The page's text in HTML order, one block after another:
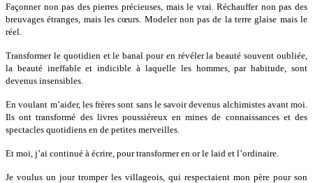
Façonner non pas des pierres précieuses, mais le vrai. Réchauffer non pas des
breuvages étranges, mais les cœurs. Modeler non pas de la terre glaise mais le
réel.
Transformer le quotidien et le banal pour en révéler la beauté souvent oubliée,
la beauté ineffable et indicible à laquelle les hommes, par habitude, sont
devenus insensibles.
En voulant m’aider, les frères sont sans le savoir devenus alchimistes avant moi.
Ils ont transformé des livres poussiéreux en mines de connaissances et des
spectacles quotidiens en de petites merveilles.
Et moi, j’ai continué à écrire, pour transformer en or le laid et l’ordinaire.
Je voulus un jour tromper les villageois, qui respectaient mon père pour son